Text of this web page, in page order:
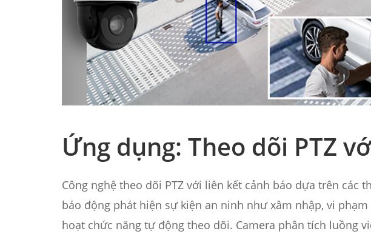
Ứng dụng: Theo dõi PTZ
Công nghệ theo dõi PTZ với liên kết cảnh báo dựa trên
báo động phát hiện sự kiện an ninh như xâm nhập, vi
hoạt chức năng tự động theo dõi. Camera phân tích luồng